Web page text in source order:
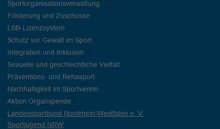
Sportorganisationsverwaltung
Förderung und Zuschüsse
LSB-Lizenzsystem
Schutz vor Gewalt im Sport
Integration und Inklusion
Sexuelle und geschlechtliche Vielfalt
Präventions- und Rehasport
Nachhaltigkeit im Sportverein
Aktion Organspende
Landessportbund Nordrhein-Westfalen e. V.
Sportjugend NRW